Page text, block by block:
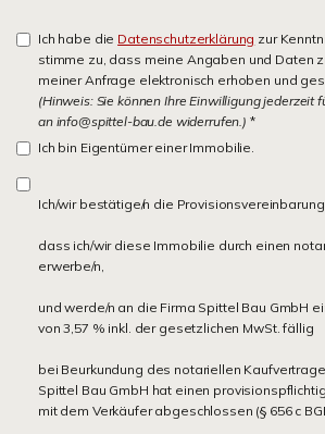
Ich habe die Datenschutzerklärung zur
stimme zu, dass meine Angaben und Daten
meiner Anfrage elektronisch erhoben und
(Hinweis: Sie können Ihre Einwilligung jederzeit
an info@spittel-bau.de widerrufen.) *
Ich bin Eigentümer einer Immobilie.
Ich/wir bestätige/n die
dass ich/wir diese Immobilie durch einen
erwerbe/n,
und werde/n an die Firma Spittel Bau GmbH
von 3,57 % inkl. der gesetzlichen MwSt. fällig
bei Beurkundung des notariellen
Spittel Bau GmbH hat einen
mit dem Verkäufer abgeschlossen (§ 656 c